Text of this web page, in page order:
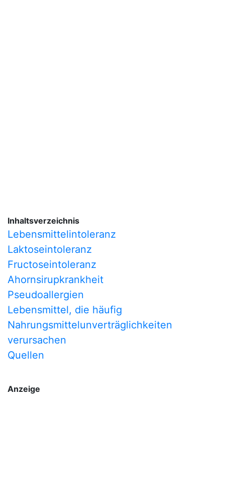
Inhaltsverzeichnis
Lebensmittelintoleranz
Laktoseintoleranz
Fructoseintoleranz
Ahornsirupkrankheit
Pseudoallergien
Lebensmittel, die häufig
Nahrungsmittelunverträglichkeiten
verursachen
Quellen
Anzeige